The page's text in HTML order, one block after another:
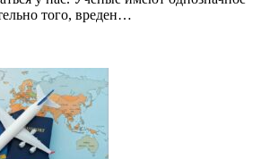
того, вреден…